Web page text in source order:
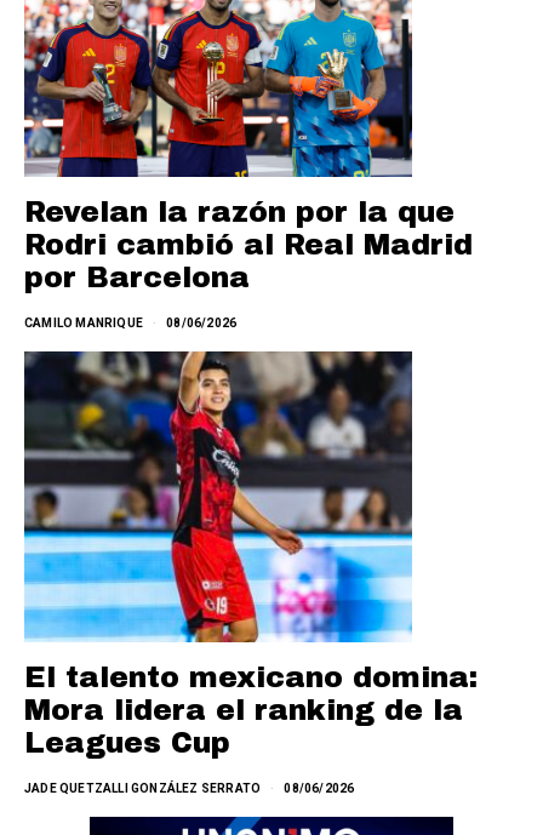
Revelan la razón por la que
Rodri cambió al Real Madrid
por Barcelona
CAMILO MANRIQUE 08/06/2026
El talento mexicano domina:
Mora lidera el ranking de la
Leagues Cup
JADE QUETZALLI GONZÁLEZ SERRATO 08/06/2026